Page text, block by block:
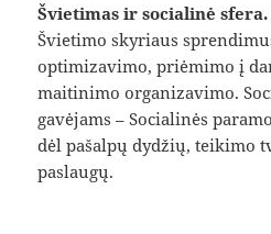
Švietimas ir socialinė sfera.
Švietimo skyriaus
optimizavimo, priėmimo į
maitinimo organizavimo.
gavėjams – Socialinės
dėl pašalpų dydžių, teikimo
paslaugų.